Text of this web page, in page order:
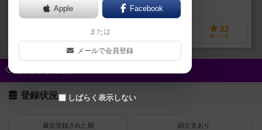
保険のようなマーカーが特徴的なトリテです。
73
経験あり
33
持ってる
登録状況
最近登録された順 紹介文あり
Apple Facebook
または
メールで会員登録
しばらく表示しない